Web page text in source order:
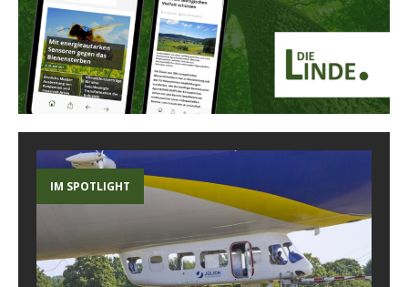
IM SPOTLIGHT